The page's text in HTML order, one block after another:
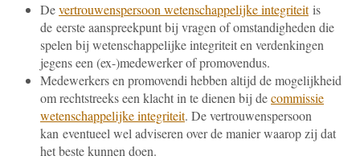
Devertrouwenspersoon wetenschappelijke integriteitis
de eerste aanspreekpunt bij vragen of omstandigheden die
spelen bij wetenschappelijke integriteit en verdenkingen
jegens een (ex-)medewerker of promovendus.
Medewerkers en promovendi hebben altijd de mogelijkheid
om rechtstreeks een klacht in te dienen bij decommissie
wetenschappelijke integriteit. De vertrouwenspersoon
kan eventueel wel adviseren over de manier waarop zij dat
het beste kunnen doen.